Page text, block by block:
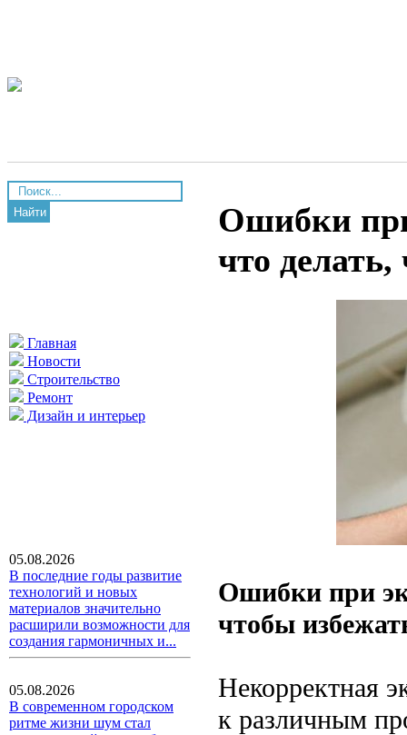
Найти
Главная
Новости
Строительство
Ремонт
Дизайн и интерьер
05.08.2026
В последние годы развитие
технологий и новых
материалов значительно
расширили возможности для
создания гармоничных и...
05.08.2026
В современном городском
ритме жизни шум стал
Ошибки
что
Ошибки при
чтобы
Некорректная
к различным